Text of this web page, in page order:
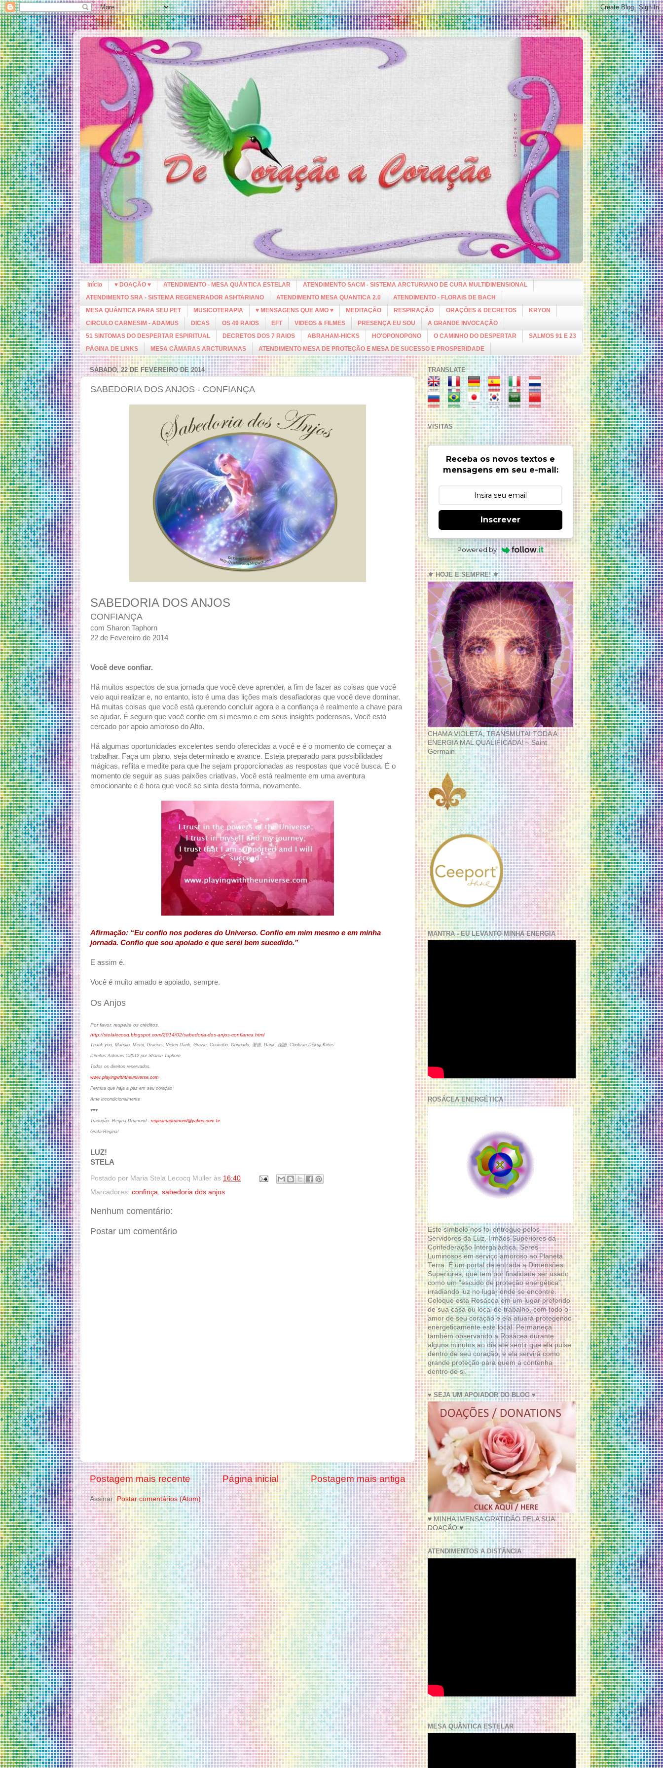
Início ♥ DOAÇÃO ♥ ATENDIMENTO - MESA QUÂNTICA ESTELAR
ATENDIMENTO SACM - SISTEMA ARCTURIANO DE CURA MULTIDIMENSIONAL
ATENDIMENTO SRA - SISTEMA REGENERADOR ASHTARIANO
ATENDIMENTO MESA QUANTICA 2.0
ATENDIMENTO - FLORAIS DE BACH
MESA QUÂNTICA PARA SEU PET
MUSICOTERAPIA ♥ MENSAGENS QUE AMO ♥ MEDITAÇÃO RESPIRAÇÃO ORAÇÕES & DECRETOS
KRYON
CIRCULO CARMESIM - ADAMUS
DICAS OS 49 RAIOS EFT VIDEOS & FILMES PRESENÇA EU SOU
A GRANDE INVOCAÇÃO
51 SINTOMAS DO DESPERTAR ESPIRITUAL
DECRETOS DOS 7 RAIOS ABRAHAM-HICKS HO'OPONOPONO O CAMINHO DO DESPERTAR
SALMOS 91 E 23
PÁGINA DE LINKS
MESA CÂMARAS ARCTURIANAS ATENDIMENTO MESA DE PROTEÇÃO E MESA DE SUCESSO E PROSPERIDADE
SÁBADO, 22 DE FEVEREIRO DE 2014
SABEDORIA DOS ANJOS - CONFIANÇA
SABEDORIA DOS ANJOS
CONFIANÇA
com Sharon Taphorn
22 de Fevereiro de 2014
Você deve confiar.
Há muitos aspectos de sua jornada que você deve aprender, a fim de fazer as coisas que você
veio aqui realizar e, no entanto, isto é uma das lições mais desafiadoras que você deve dominar.
Há muitas coisas que você está querendo concluir agora e a confiança é realmente a chave para
se ajudar. É seguro que você confie em si mesmo e em seus insights poderosos. Você está
cercado por apoio amoroso do Alto.
Há algumas oportunidades excelentes sendo oferecidas a você e é o momento de começar a
trabalhar. Faça um plano, seja determinado e avance. Esteja preparado para possibilidades
mágicas, reflita e medite para que lhe sejam proporcionadas as respostas que você busca. É o
momento de seguir as suas paixões criativas. Você está realmente em uma aventura
emocionante e é hora que você se sinta desta forma, novamente.
Afirmação: “Eu confio nos poderes do Universo. Confio em mim mesmo e em minha
jornada. Confio que sou apoiado e que serei bem sucedido.”
E assim é.
Você é muito amado e apoiado, sempre.
Os Anjos
Por favor, respeite os créditos.
http://stelalecocq.blogspot.com/2014/02/sabedoria-dos-anjos-confianca.html
Thank you, Mahalo, Merci, Gracias, Vielen Dank, Grazie, Спасибо, Obrigado, 谢谢, Dank, 謝謝, Chokran,Děkuji,Kiitos
Direitos Autorais ©2012 por Sharon Taphorn
Todos os direitos reservados.
www.playingwiththeuniverse.com
Permita que haja a paz em seu coração
Ame incondicionalmente
♥♥♥
Tradução: Regina Drumond - reginamadrumond@yahoo.com.br
Grata Regina!
LUZ!
STELA
Postado por Maria Stela Lecocq Muller às 16:40
Marcadores: confinça sabedoria dos anjos
Nenhum comentário:
Postar um comentário
Postagem mais recente Postagem mais antiga
Página inicial
Assinar:Postar comentários (Atom)
TRANSLATE
VISITAS
Receba os novos textos e
mensagens em seu e-mail:
Inscrever
Powered by
⚜️ HOJE E SEMPRE! ⚜️
CHAMA VIOLETA, TRANSMUTAI TODA A
ENERGIA MAL QUALIFICADA! ~ Saint
Germain
MANTRA - EU LEVANTO MINHA ENERGIA
ROSÁCEA ENERGÉTICA
Este símbolo nos foi entregue pelos
Servidores da Luz, Irmãos Superiores da
Confederação Intergaláctica, Seres
Luminosos em serviço amoroso ao Planeta
Terra. É um portal de entrada a Dimensões
Superiores, que tem por finalidade ser usado
como um “escudo de proteção energética”,
irradiando luz no lugar onde se encontre.
Coloque esta Rosácea em um lugar preferido
de sua casa ou local de trabalho, com todo o
amor de seu coração e ela atuará protegendo
energeticamente este local. Permaneça
também observando a Rosácea durante
alguns minutos ao dia até sentir que ela pulse
dentro de seu coração, e ela servirá como
grande proteção para quem a contenha
dentro de si.
♥ SEJA UM APOIADOR DO BLOG ♥
♥ MINHA IMENSA GRATIDÃO PELA SUA
DOAÇÃO ♥
ATENDIMENTOS A DISTÂNCIA
MESA QUÂNTICA ESTELAR